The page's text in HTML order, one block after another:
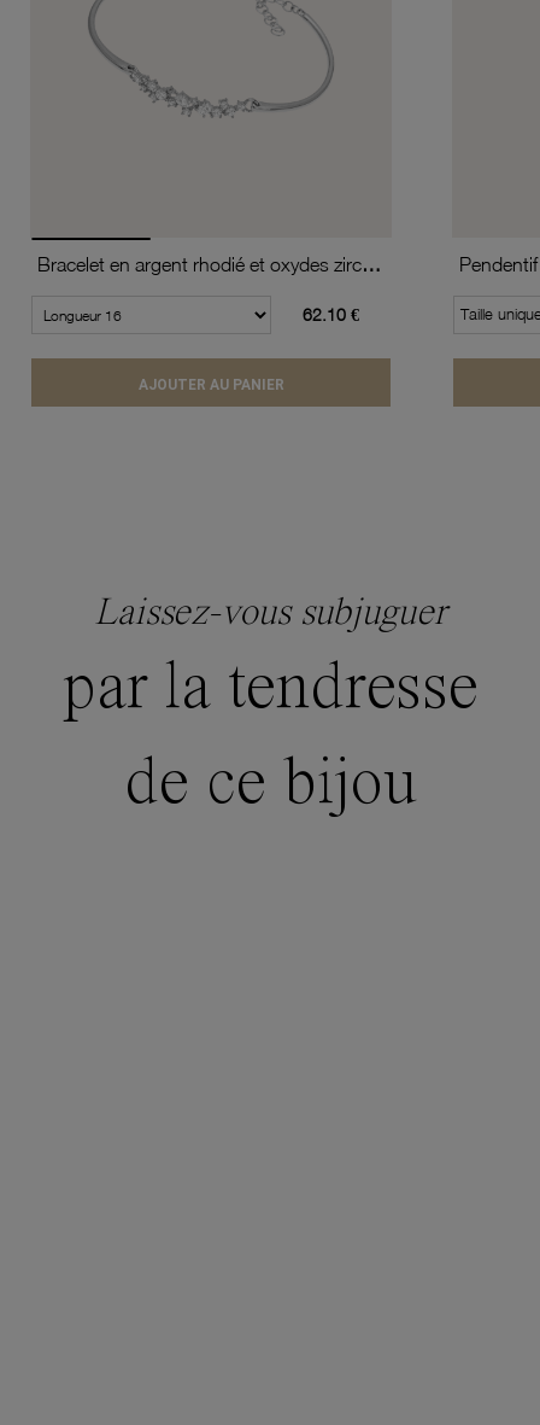
Bracelet en argent rhodié et oxydes zirconium
62.10 €
AJOUTER AU PANIER
Taille
Laissez-vous subjuguer
par la tendresse
de ce bijou